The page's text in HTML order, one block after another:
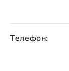
Телефон: